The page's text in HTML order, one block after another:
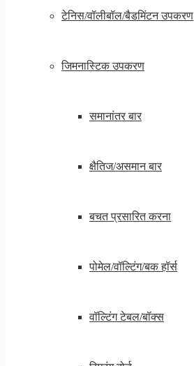
टेनिस/वॉलीबॉल/बैडमिंटन उपकरण
जिमनास्टिक उपकरण
समानांतर बार
क्षैतिज/असमान बार
बचत प्रसारित करना
पोमेल/वॉल्टिंग/बक हॉर्स
वॉल्टिंग टेबल/बॉक्स